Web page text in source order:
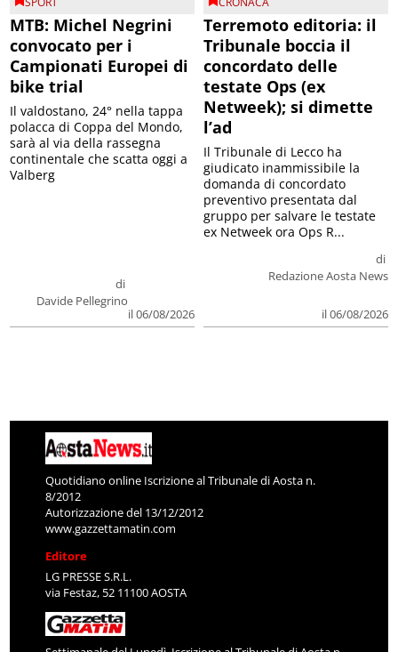
MTB: Michel Negrini
convocato per i
Campionati Europei di
bike trial
di
Davide Pellegrino
il 06/08/2026
Il valdostano, 24° nella tappa
polacca di Coppa del Mondo,
sarà al via della rassegna
continentale che scatta oggi a
Valberg
Terremoto editoria: il
Tribunale boccia il
concordato delle
testate Ops (ex
Netweek); si dimette
l’ad
di
Redazione Aosta News
il 06/08/2026
Il Tribunale di Lecco ha
giudicato inammissibile la
domanda di concordato
preventivo presentata dal
gruppo per salvare le testate
ex Netweek ora Ops R...
Quotidiano online Iscrizione al Tribunale di Aosta n.
8/2012
Autorizzazione del 13/12/2012
www.gazzettamatin.com
Editore
LG PRESSE S.R.L.
via Festaz, 52 11100 AOSTA